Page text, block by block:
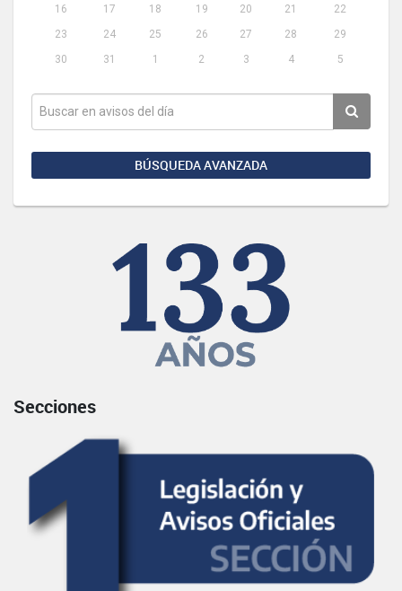
16
17 18 19 20 21
22
23
24 25 26 27 28
29
30
31 1 2 3 4 5
BÚSQUEDA AVANZADA
Secciones